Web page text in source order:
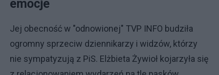
emocje
Jej obecność w "odnowionej" TVP INFO budziła
ogromny sprzeciw dziennikarzy i widzów, którzy
nie sympatyzują z PiS. Elżbieta Żywioł kojarzyła się